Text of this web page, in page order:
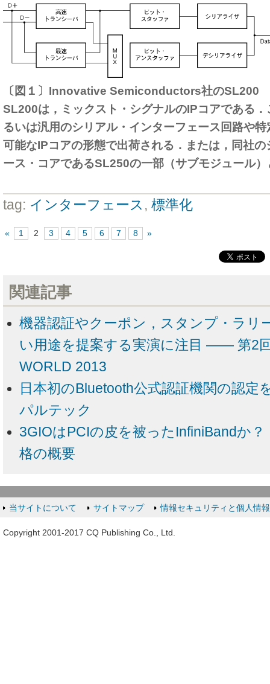
〔図１〕Innovative Semiconductors社のSL200
SL200は，ミックスト・シグナルのIPコアである
るいは汎用のシリアル・インターフェース回路や
可能なIPコアの形態で出荷される．または，同社
ース・コアであるSL250の一部（サブモジュール
tag: インターフェース , 標準化
« 1 2 3 4 5 6 7 8 »
関連記事
機器認証やクーポン，スタンプ・ラリ
い用途を提案する実演に注目 ―― 第2
WORLD 2013
日本初のBluetooth公式認証機関の認定
パルテック
3GIOはPCIの皮を被ったInfiniBand
格の概要
当サイトについて サイトマップ 情報セキュリティと個人情
Copyright 2001-2017 CQ Publishing Co., Ltd.